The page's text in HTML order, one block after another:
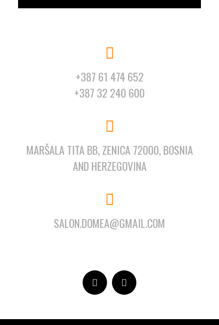
+387 61 474 652
+387 32 240 600
MARŠALA TITA BB, ZENICA 72000, BOSNIA
AND HERZEGOVINA
SALON.DOMEA@GMAIL.COM